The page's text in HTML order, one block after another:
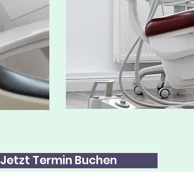
Jetzt Termin Buchen